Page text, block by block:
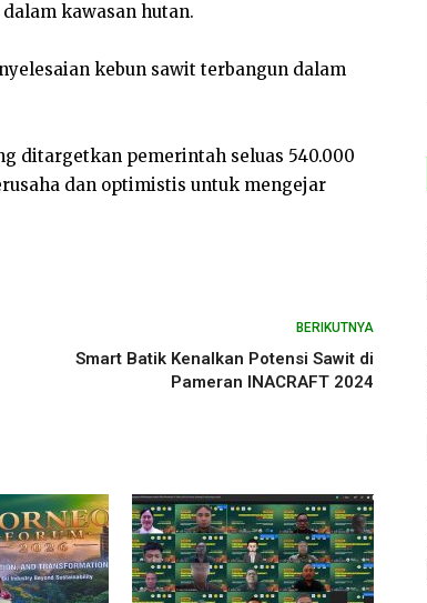
kawasan hutan.
kebun sawit terbangun dalam
ditargetkan pemerintah seluas 540.000
dan optimistis untuk mengejar
BERIKUTNYA
Smart Batik Kenalkan Potensi Sawit di
Pameran INACRAFT 2024